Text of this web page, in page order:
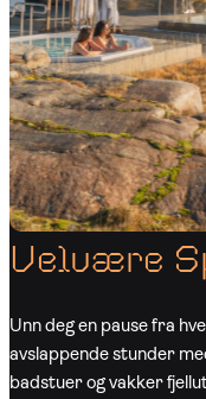
Velvære
Unn deg en pause fra
avslappende stunder
badstuer og vakker